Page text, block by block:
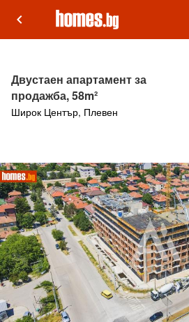
keyboard_arrow_left
Двустаен апартамент за
продажба, 58m²
Широк Център, Плевен